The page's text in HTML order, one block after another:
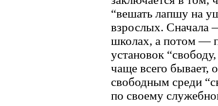
“вешать лапшу на
взрослых. Сначала
школах, а потом —
установок
чаще всего бывает,
свободным среди
по своему